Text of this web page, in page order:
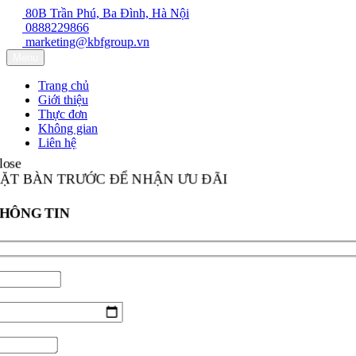
80B Trần Phú, Ba Đình, Hà Nội
0888229866
marketing@kbfgroup.vn
Trang chủ
Giới thiệu
Thực đơn
Không gian
Liên hệ
BÀN TRƯỚC ĐỂ NHẬN ƯU ĐÃI
TIN